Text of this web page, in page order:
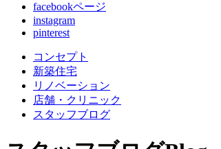
facebookページ
instagram
pinterest
コンセプト
新築住宅
リノベーション
店舗 ・クリニック
スタッフブログ